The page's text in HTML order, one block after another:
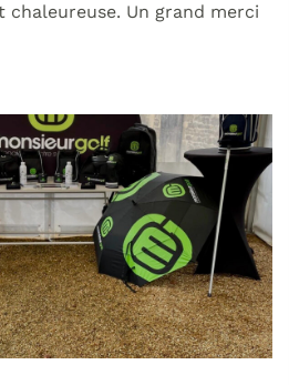
chaleureuse. Un grand merci